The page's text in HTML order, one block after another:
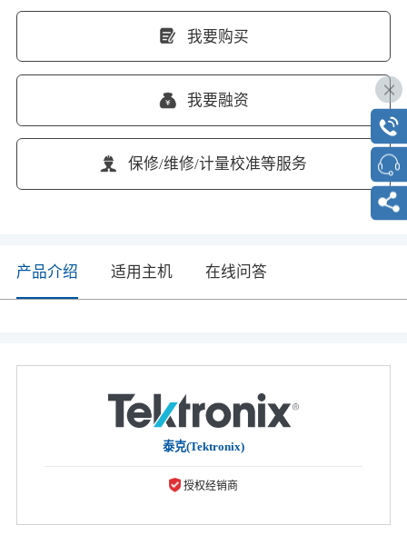
我要购买
我要融资
保修/维修/计量校准等服务
产品介绍 适用主机 在线问答
泰克(Tektronix)
授权经销商